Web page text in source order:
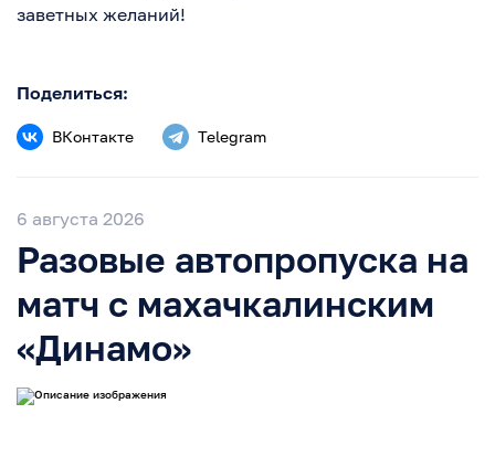
заветных желаний!
Поделиться:
ВКонтакте Telegram
6 августа 2026
Разовые автопропуска на
матч с махачкалинским
«Динамо»